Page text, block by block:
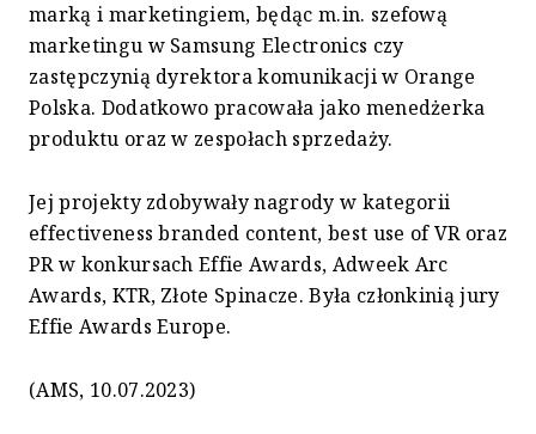
marką i marketingiem, będąc m.in. szefową
marketingu w Samsung Electronics czy
zastępczynią dyrektora komunikacji w Orange
Polska. Dodatkowo pracowała jako menedżerka
produktu oraz w zespołach sprzedaży.
Jej projekty zdobywały nagrody w kategorii
effectiveness branded content, best use of VR oraz
PR w konkursach Effie Awards, Adweek Arc
Awards, KTR, Złote Spinacze. Była członkinią jury
Effie Awards Europe.
(AMS, 10.07.2023)